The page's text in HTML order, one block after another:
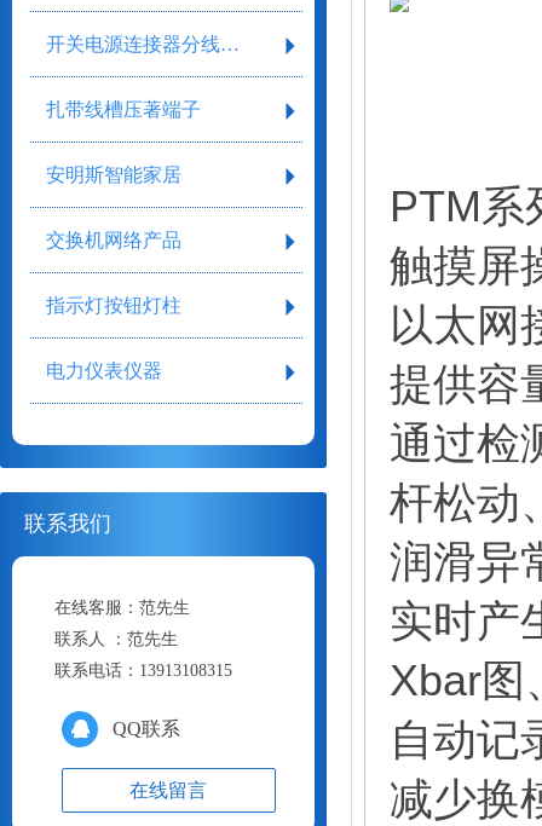
开关电源连接器分线盒气缸气阀剥线工具
扎带线槽压著端子
安明斯智能家居
交换机网络产品
指示灯按钮灯柱
电力仪表仪器
联系我们
在线客服：范先生
联系人 ：范先生
联系电话： 13913108315
QQ联系
在线留言
PTM系
触摸屏
以太网
提供容
通过检
杆松动
润滑异
实时产
Xbar图
自动记
减少换